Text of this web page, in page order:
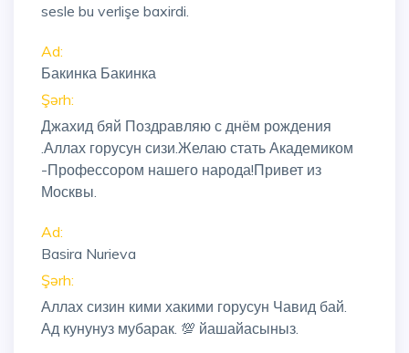
sesle bu verlişe baxirdi.
Ad:
Бакинка Бакинка
Şərh:
Джахид бяй Поздравляю с днём рождения
.Аллах горусун сизи.Желаю стать Академиком
-Профессором нашего народа!Привет из
Москвы.
Ad:
Basira Nurieva
Şərh:
Аллах сизин кими хакими горусун Чавид бай.
Ад кунунуз мубарак. 💯 йашайасыныз.